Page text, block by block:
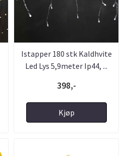
Istapper 180 stk Kaldhvite
Led Lys 5,9meter Ip44, ...
398,-
Kjøp